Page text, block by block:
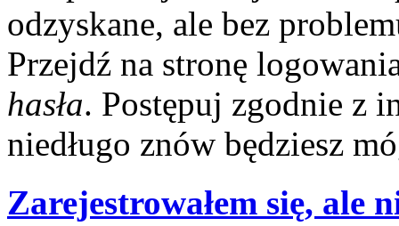
odzyskane, ale bez
Przejdź na stronę
hasła. Postępuj zgodnie z
niedługo znów będziesz
Zarejestrowałem się, ale